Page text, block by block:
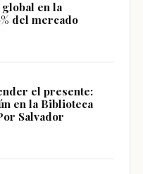
en la
del mercado
el presente:
en la Biblioteca
Salvador